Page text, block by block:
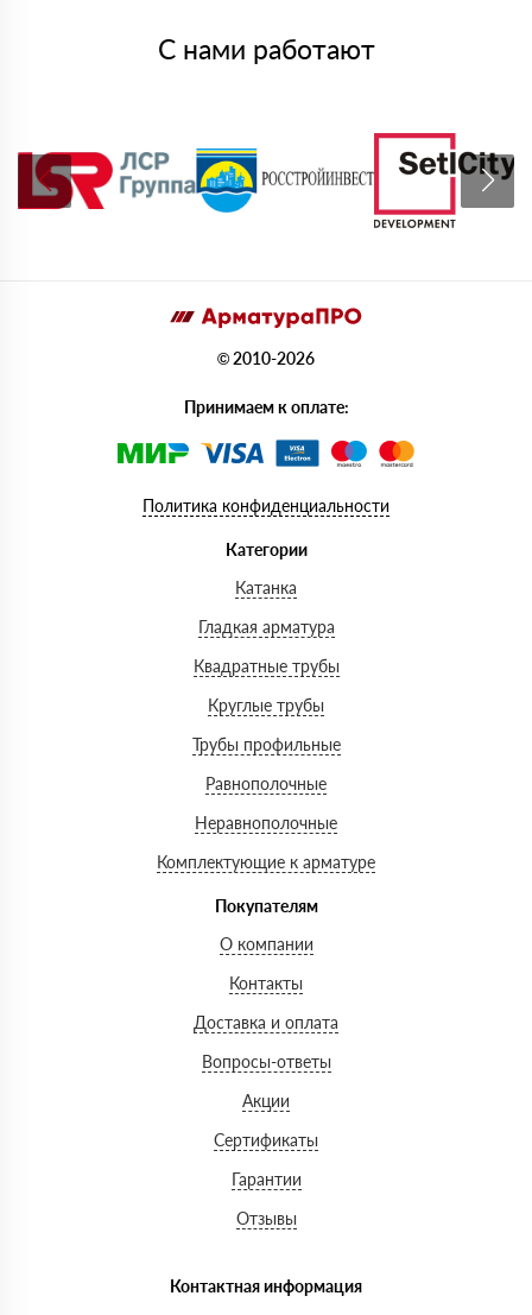
С нами работают
© 2010-2026
Принимаем к оплате:
Политика конфиденциальности
Категории
Катанка
Гладкая арматура
Квадратные трубы
Круглые трубы
Трубы профильные
Равнополочные
Неравнополочные
Комплектующие к арматуре
Покупателям
О компании
Контакты
Доставка и оплата
Вопросы-ответы
Акции
Сертификаты
Гарантии
Отзывы
Контактная информация